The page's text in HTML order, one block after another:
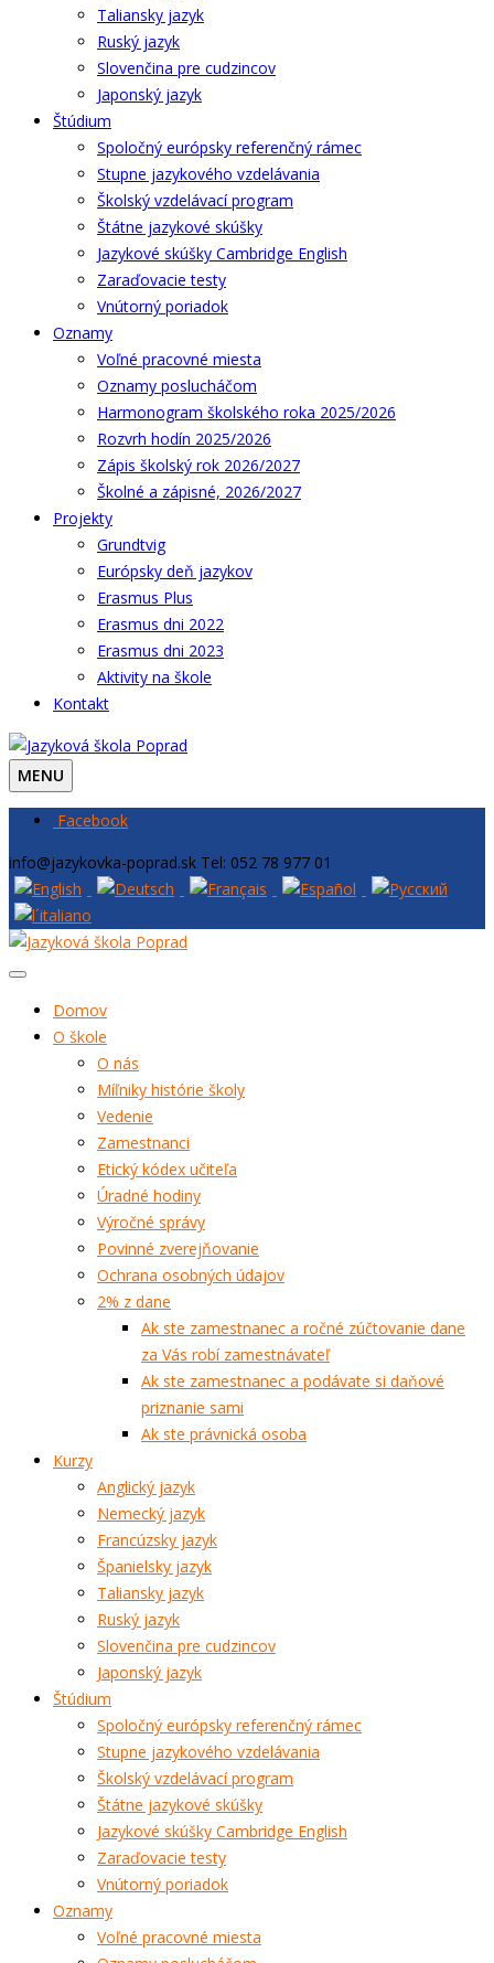
Taliansky jazyk
Ruský jazyk
Slovenčina pre cudzincov
Japonský jazyk
Štúdium
Spoločný európsky referenčný rámec
Stupne jazykového vzdelávania
Školský vzdelávací program
Štátne jazykové skúšky
Jazykové skúšky Cambridge English
Zaraďovacie testy
Vnútorný poriadok
Oznamy
Voľné pracovné miesta
Oznamy poslucháčom
Harmonogram školského roka 2025/2026
Rozvrh hodín 2025/2026
Zápis školský rok 2026/2027
Školné a zápisné, 2026/2027
Projekty
Grundtvig
Európsky deň jazykov
Erasmus Plus
Erasmus dni 2022
Erasmus dni 2023
Aktivity na škole
Kontakt
MENU
Facebook
info@jazykovka-poprad.sk Tel: 052 78 977 01
Domov
O škole
O nás
Míľniky histórie školy
Vedenie
Zamestnanci
Etický kódex učiteľa
Úradné hodiny
Výročné správy
Povinné zverejňovanie
Ochrana osobných údajov
2% z dane
Ak ste zamestnanec a ročné zúčtovanie dane
za Vás robí zamestnávateľ
Ak ste zamestnanec a podávate si daňové
priznanie sami
Ak ste právnická osoba
Kurzy
Anglický jazyk
Nemecký jazyk
Francúzsky jazyk
Španielsky jazyk
Taliansky jazyk
Ruský jazyk
Slovenčina pre cudzincov
Japonský jazyk
Štúdium
Spoločný európsky referenčný rámec
Stupne jazykového vzdelávania
Školský vzdelávací program
Štátne jazykové skúšky
Jazykové skúšky Cambridge English
Zaraďovacie testy
Vnútorný poriadok
Oznamy
Voľné pracovné miesta